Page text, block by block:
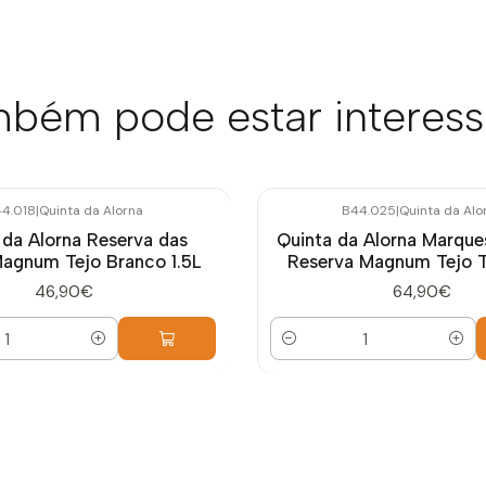
pode estar
|Quinta da Alorna
Alorna Reserva das
Tejo Branco 1.5L
46,90€
B44.025|Quinta da
Quinta da Alorna
Reserva Magnum Tejo
64,90€
Quantidade